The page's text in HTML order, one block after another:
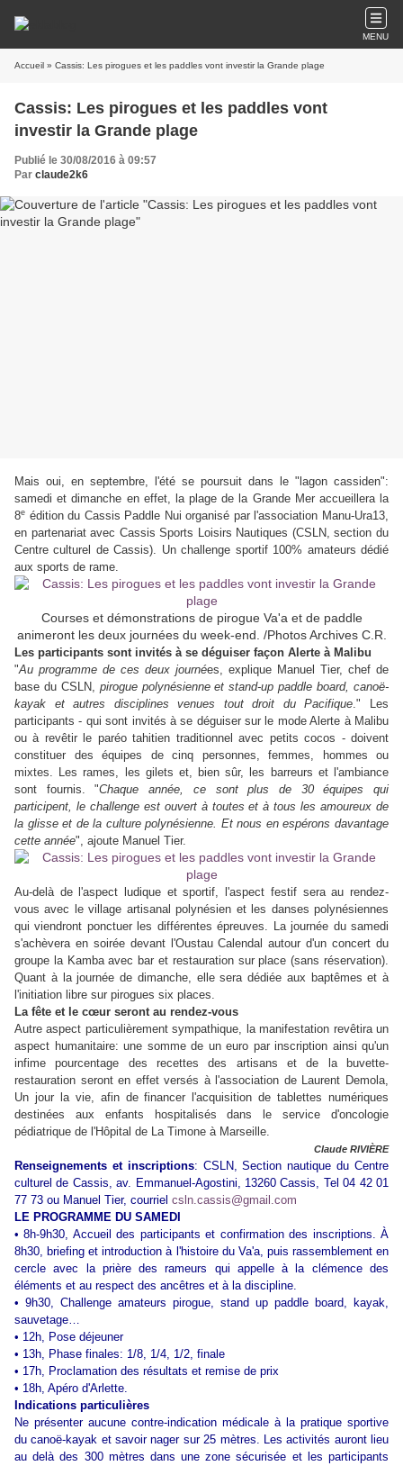
MENU
Accueil » Cassis: Les pirogues et les paddles vont investir la Grande plage
Cassis: Les pirogues et les paddles vont
investir la Grande plage
Publié le 30/08/2016 à 09:57
Par claude2k6
Mais oui, en septembre, l'été se poursuit dans le "lagon cassiden":
samedi et dimanche en effet, la plage de la Grande Mer accueillera la
8e édition du Cassis Paddle Nui organisé par l'association Manu-Ura13,
en partenariat avec Cassis Sports Loisirs Nautiques (CSLN, section du
Centre culturel de Cassis). Un challenge sportif 100% amateurs dédié
aux sports de rame.
Courses et démonstrations de pirogue Va'a et de paddle
animeront les deux journées du week-end. /Photos Archives C.R.
Les participants sont invités à se déguiser façon Alerte à Malibu
"Au programme de ces deux journées, explique Manuel Tier, chef de
base du CSLN, pirogue polynésienne et stand-up paddle board, canoë-
kayak et autres disciplines venues tout droit du Pacifique." Les
participants - qui sont invités à se déguiser sur le mode Alerte à Malibu
ou à revêtir le paréo tahitien traditionnel avec petits cocos - doivent
constituer des équipes de cinq personnes, femmes, hommes ou
mixtes. Les rames, les gilets et, bien sûr, les barreurs et l'ambiance
sont fournis. "Chaque année, ce sont plus de 30 équipes qui
participent, le challenge est ouvert à toutes et à tous les amoureux de
la glisse et de la culture polynésienne. Et nous en espérons davantage
cette année", ajoute Manuel Tier.
Au-delà de l'aspect ludique et sportif, l'aspect festif sera au rendez-
vous avec le village artisanal polynésien et les danses polynésiennes
qui viendront ponctuer les différentes épreuves. La journée du samedi
s'achèvera en soirée devant l'Oustau Calendal autour d'un concert du
groupe la Kamba avec bar et restauration sur place (sans réservation).
Quant à la journée de dimanche, elle sera dédiée aux baptêmes et à
l'initiation libre sur pirogues six places.
La fête et le cœur seront au rendez-vous
Autre aspect particulièrement sympathique, la manifestation revêtira un
aspect humanitaire: une somme de un euro par inscription ainsi qu'un
infime pourcentage des recettes des artisans et de la buvette-
restauration seront en effet versés à l'association de Laurent Demola,
Un jour la vie, afin de financer l'acquisition de tablettes numériques
destinées aux enfants hospitalisés dans le service d'oncologie
pédiatrique de l'Hôpital de La Timone à Marseille.
Claude RIVIÈRE
Renseignements et inscriptions: CSLN, Section nautique du Centre
culturel de Cassis, av. Emmanuel-Agostini, 13260 Cassis, Tel 04 42 01
77 73 ou Manuel Tier, courriel csln.cassis@gmail.com
LE PROGRAMME DU SAMEDI
• 8h-9h30, Accueil des participants et confirmation des inscriptions. À
8h30, briefing et introduction à l'histoire du Va'a, puis rassemblement en
cercle avec la prière des rameurs qui appelle à la clémence des
éléments et au respect des ancêtres et à la discipline.
• 9h30, Challenge amateurs pirogue, stand up paddle board, kayak,
sauvetage…
• 12h, Pose déjeuner
• 13h, Phase finales: 1/8, 1/4, 1/2, finale
• 17h, Proclamation des résultats et remise de prix
• 18h, Apéro d'Arlette.
Indications particulières
Ne présenter aucune contre-indication médicale à la pratique sportive
du canoë-kayak et savoir nager sur 25 mètres. Les activités auront lieu
au delà des 300 mètres dans une zone sécurisée et les participants